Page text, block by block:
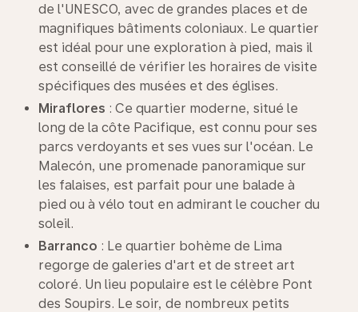
de l'UNESCO, avec de grandes places et de
magnifiques bâtiments coloniaux. Le quartier
est idéal pour une exploration à pied, mais il
est conseillé de vérifier les horaires de visite
spécifiques des musées et des églises.
Miraflores : Ce quartier moderne, situé le
long de la côte Pacifique, est connu pour ses
parcs verdoyants et ses vues sur l'océan. Le
Malecón, une promenade panoramique sur
les falaises, est parfait pour une balade à
pied ou à vélo tout en admirant le coucher du
soleil.
Barranco : Le quartier bohème de Lima
regorge de galeries d'art et de street art
coloré. Un lieu populaire est le célèbre Pont
des Soupirs. Le soir, de nombreux petits